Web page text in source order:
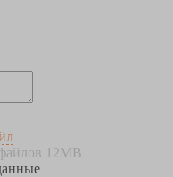
12MB